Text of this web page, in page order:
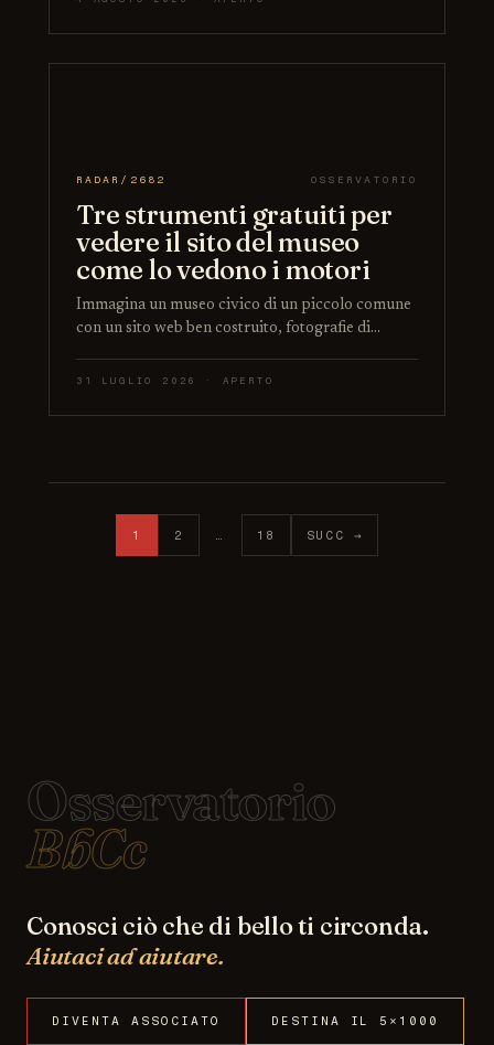
RADAR/2682 OSSERVATORIO
Tre strumenti gratuiti per
vedere il sito del museo
come lo vedono i motori
Immagina un museo civico di un piccolo comune
con un sito web ben costruito, fotografie di…
31 LUGLIO 2026 · APERTO
Paginazione degli articoli
1 2 18 SUCC →
Osservatorio
BbCc
Conosci ciò che di bello ti circonda.
Aiutaci ad aiutare.
DIVENTA ASSOCIATO DESTINA IL 5×1000